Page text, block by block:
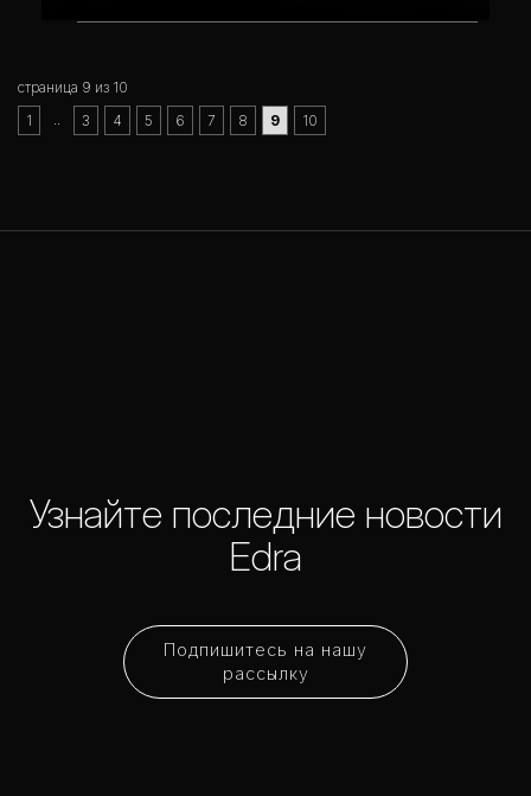
страница 9 из 10
1
3 4 5 6 7 8 9 10
Подпишитесь на нашу
рассылку
Узнайте последние новости
Edra